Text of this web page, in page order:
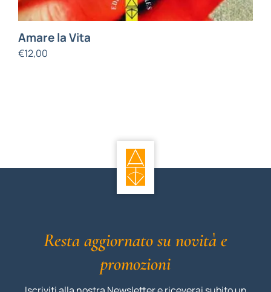
Amare la Vita
€12,00
Resta aggiornato su novità e
promozioni